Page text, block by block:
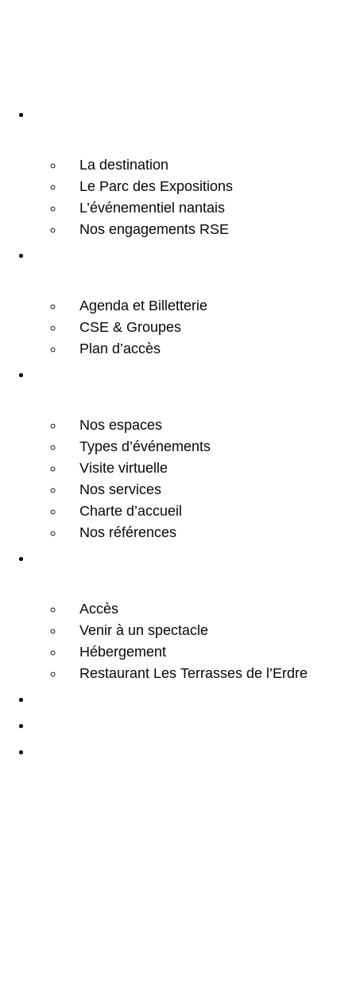
La destination
Le Parc des Expositions
L’événementiel nantais
Nos engagements RSE
Agenda et Billetterie
CSE & Groupes
Plan d’accès
Nos espaces
Types d’événements
Visite virtuelle
Nos services
Charte d’accueil
Nos références
Accès
Venir à un spectacle
Hébergement
Restaurant Les Terrasses de l’Erdre